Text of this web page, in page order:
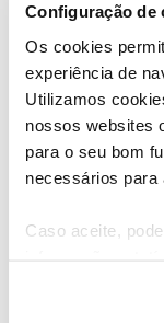
Configuração de
Os cookies
experiência de
Utilizamos
nossos websites
para o seu bom
necessários para
Caso aceite,
funcionalidades
Agradeço a vossa